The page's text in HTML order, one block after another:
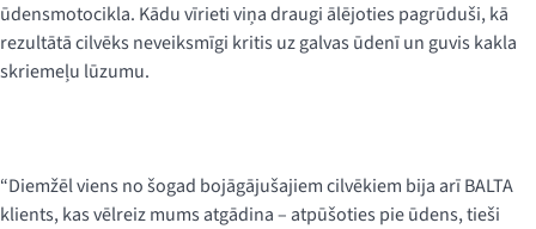
ūdensmotocikla. Kādu vīrieti viņa draugi ālējoties pagrūduši, kā
rezultātā cilvēks neveiksmīgi kritis uz galvas ūdenī un guvis kakla
skriemeļu lūzumu.
“Diemžēl viens no šogad bojāgājušajiem cilvēkiem bija arī BALTA
klients, kas vēlreiz mums atgādina – atpūšoties pie ūdens, tieši